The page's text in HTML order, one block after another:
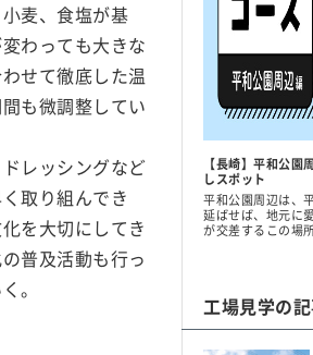
麦、食塩が基
わっても大きな
せて徹底した温
も微調整してい
レッシングなど
取り組んでき
を大切にしてき
普及活動も行っ
。
【長崎】平和公
しスポット
平和公園周辺は、
延ばせば、地元に
が交差するこの場
工場見学の